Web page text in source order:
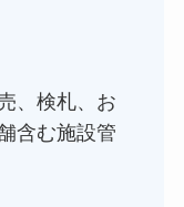
、検札、お
含む施設管